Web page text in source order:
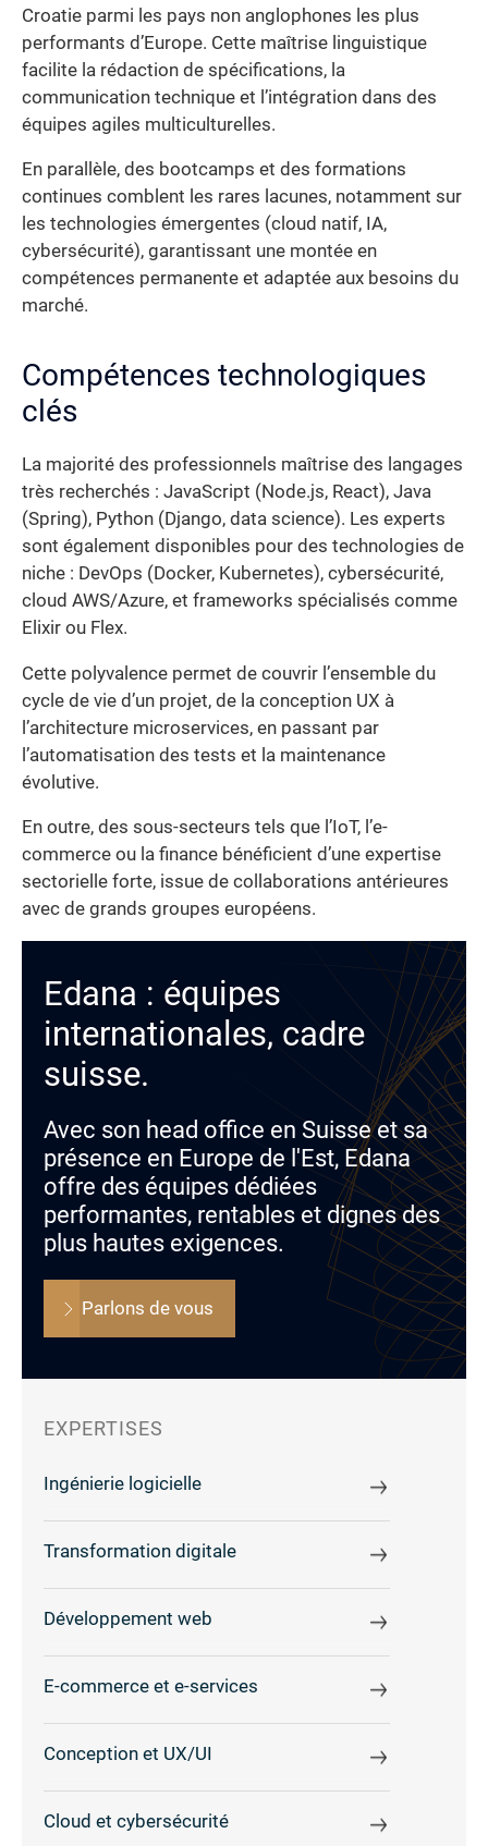
Croatie parmi les pays non anglophones les plus
performants d’Europe. Cette maîtrise linguistique
facilite la rédaction de spécifications, la
communication technique et l’intégration dans des
équipes agiles multiculturelles.
En parallèle, des bootcamps et des formations
continues comblent les rares lacunes, notamment sur
les technologies émergentes (cloud natif, IA,
cybersécurité), garantissant une montée en
compétences permanente et adaptée aux besoins du
marché.
Compétences technologiques
clés
La majorité des professionnels maîtrise des langages
très recherchés : JavaScript (Node.js, React), Java
(Spring), Python (Django, data science). Les experts
sont également disponibles pour des technologies de
niche : DevOps (Docker, Kubernetes), cybersécurité,
cloud AWS/Azure, et frameworks spécialisés comme
Elixir ou Flex.
Cette polyvalence permet de couvrir l’ensemble du
cycle de vie d’un projet, de la conception UX à
l’architecture microservices, en passant par
l’automatisation des tests et la maintenance
évolutive.
En outre, des sous-secteurs tels que l’IoT, l’e-
commerce ou la finance bénéficient d’une expertise
sectorielle forte, issue de collaborations antérieures
avec de grands groupes européens.
Edana : équipes
internationales, cadre
suisse.
Avec son head office en Suisse et sa
présence en Europe de l'Est, Edana
offre des équipes dédiées
performantes, rentables et dignes des
plus hautes exigences.
Parlons de vous
EXPERTISES
Ingénierie logicielle
Transformation digitale
Développement web
E-commerce et e-services
Conception et UX/UI
Cloud et cybersécurité